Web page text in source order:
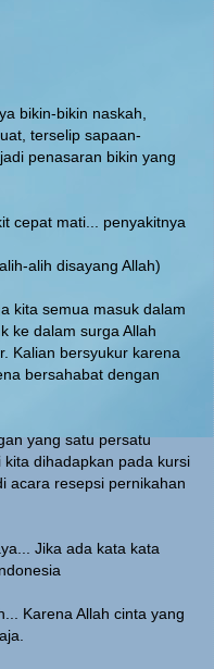
bikin-bikin naskah,
terselip sapaan-
penasaran bikin yang
cepat mati... penyakitnya
alih disayang Allah)
kita semua masuk dalam
ke dalam surga Allah
Kalian bersyukur karena
bersahabat dengan
yang satu persatu
dihadapkan pada kursi
acara resepsi pernikahan
Jika ada kata kata
Karena Allah cinta yang